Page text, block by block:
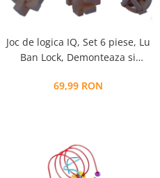
Joc de logica IQ, Set 6 piese, Lu
Ban Lock, Demonteaza si
69,99 RON